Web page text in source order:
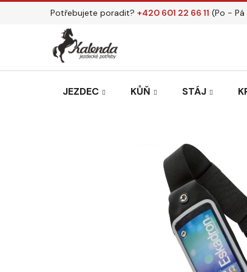
Přejít
Potřebujete poradit? +420 601 22 66 11 (Po -
JEZDEC KŮŇ STÁJ